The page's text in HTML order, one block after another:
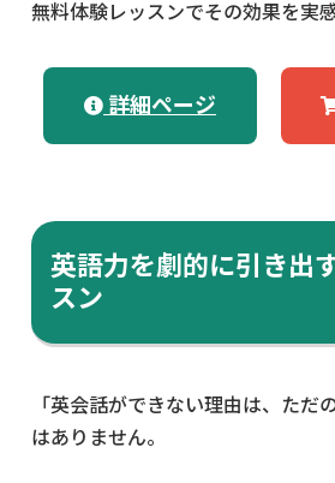
無料体験レッスンでその効果を実
詳細ページ
英語力を劇的に引き出
スン
「英会話ができない理由は、ただ
はありません。